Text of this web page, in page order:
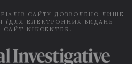
САЙТУ ДОЗВОЛЕНО ЛИШЕ
(ДЛЯ ЕЛЕКТРОННИХ ВИДАНЬ -
NIKCENTER.